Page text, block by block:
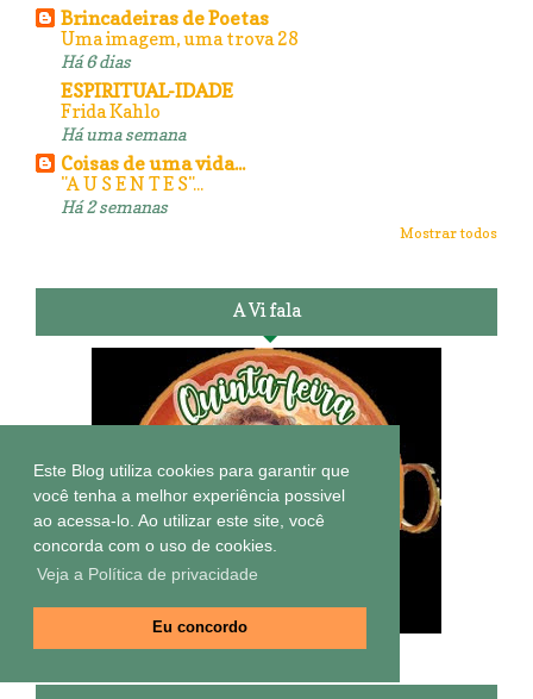
Este Blog utiliza cookies para garantir que
você tenha a melhor experiência possivel
ao acessa-lo. Ao utilizar este site, você
concorda com o uso de cookies.
Veja a Política de privacidade
Eu concordo
Brincadeiras de Poetas
Uma imagem, uma trova 28
Há 6 dias
ESPIRITUAL-IDADE
Frida Kahlo
Há uma semana
Coisas de uma vida...
"A U S E N T E S"...
Há 2 semanas
Mostrar todos
A Vi fala